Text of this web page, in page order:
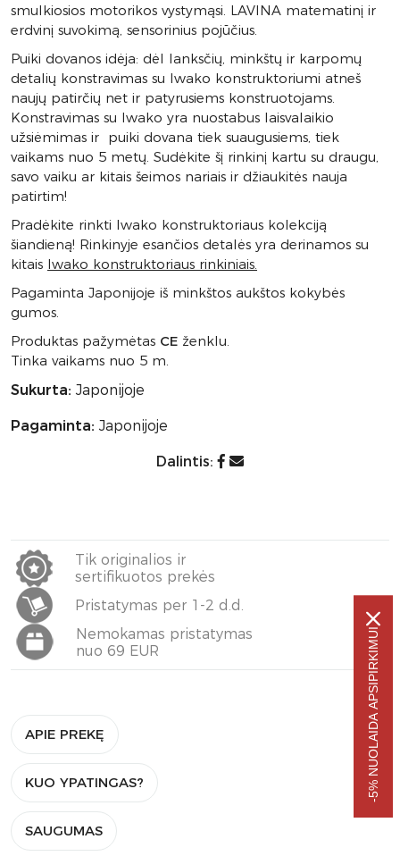
smulkiosios motorikos vystymąsi. LAVINA matematinį ir
erdvinį suvokimą, sensorinius pojūčius.
Puiki dovanos idėja: dėl lanksčių, minkštų ir karpomų
detalių konstravimas su Iwako konstruktoriumi atneš
naujų patirčių net ir patyrusiems konstruotojams.
Konstravimas su Iwako yra nuostabus laisvalaikio
užsiėmimas ir puiki dovana tiek suaugusiems, tiek
vaikams nuo 5 metų. Sudėkite šį rinkinį kartu su draugu,
savo vaiku ar kitais šeimos nariais ir džiaukitės nauja
patirtim!
Pradėkite rinkti Iwako konstruktoriaus kolekciją
šiandieną! Rinkinyje esančios detalės yra derinamos su
kitais Iwako konstruktoriaus rinkiniais.
Pagaminta Japonijoje iš minkštos aukštos kokybės
gumos.
Produktas pažymėtas CE ženklu.
Tinka vaikams nuo 5 m.
Sukurta: Japonijoje
Pagaminta: Japonijoje
Dalintis:
Tik originalios ir
sertifikuotos prekės
Pristatymas per 1-2 d.d.
Nemokamas pristatymas
nuo 69 EUR
APIE PREKĘ
KUO YPATINGAS?
SAUGUMAS
-5% NUOLAIDA APSIPIRKIMUI